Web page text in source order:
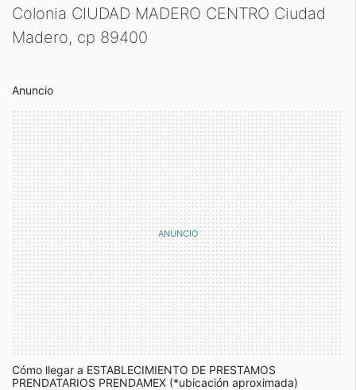
Colonia CIUDAD MADERO CENTRO Ciudad
Madero, cp 89400
Anuncio
Cómo llegar a ESTABLECIMIENTO DE PRESTAMOS
PRENDATARIOS PRENDAMEX (*ubicación aproximada)